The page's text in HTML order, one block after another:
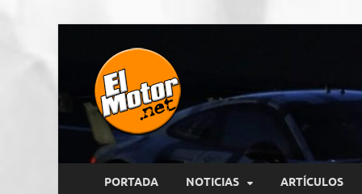
El Motor
PORTADA NOTICIAS ARTÍCULOS